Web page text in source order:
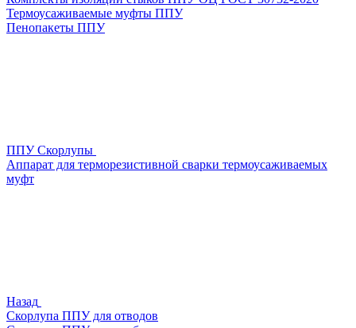
Термоусаживаемые муфты ППУ
Пенопакеты ППУ
ППУ Скорлупы
Аппарат для терморезистивной сварки термоусаживаемых
муфт
Назад
Скорлупа ППУ для отводов